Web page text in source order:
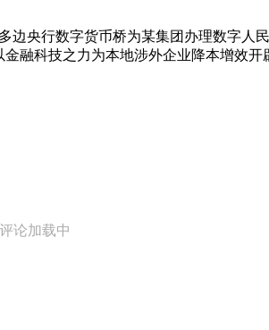
央行数字货币桥为某集团办理数字人
融科技之力为本地涉外企业降本增效
评论加载中